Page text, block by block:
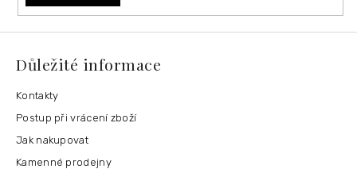
Důležité informace
Kontakty
Postup při vrácení zboží
Jak nakupovat
Kamenné prodejny